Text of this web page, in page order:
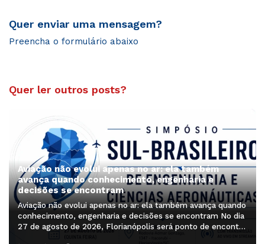
Quer enviar uma mensagem?
Preencha o formulário abaixo
Quer ler outros posts?
Aviação não evolui apenas no ar: ela também
avança quando conhecimento, engenharia e
decisões se encontram
Aviação não evolui apenas no ar: ela também avança quando
conhecimento, engenharia e decisões se encontram No dia
27 de agosto de 2026, Florianópolis será ponto de encontro
de profissionais, pesquisadores, estudantes e lideranças